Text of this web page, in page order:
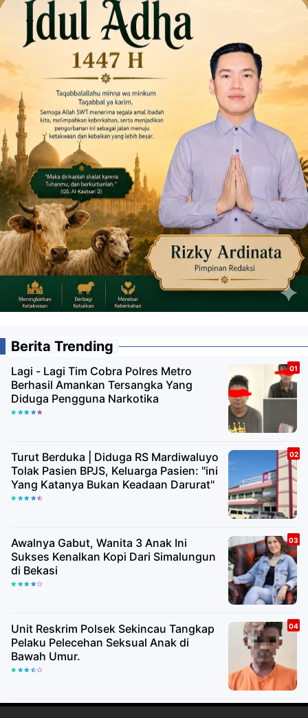
Berita Trending
Lagi - Lagi Tim Cobra Polres Metro
Berhasil Amankan Tersangka Yang
Diduga Pengguna Narkotika
Turut Berduka | Diduga RS Mardiwaluyo
Tolak Pasien BPJS, Keluarga Pasien: "ini
Yang Katanya Bukan Keadaan Darurat"
Awalnya Gabut, Wanita 3 Anak Ini
Sukses Kenalkan Kopi Dari Simalungun
di Bekasi
Unit Reskrim Polsek Sekincau Tangkap
Pelaku Pelecehan Seksual Anak di
Bawah Umur.